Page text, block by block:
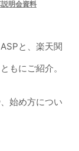
明会資料
と、楽天関
もにご紹介。
始め方につい